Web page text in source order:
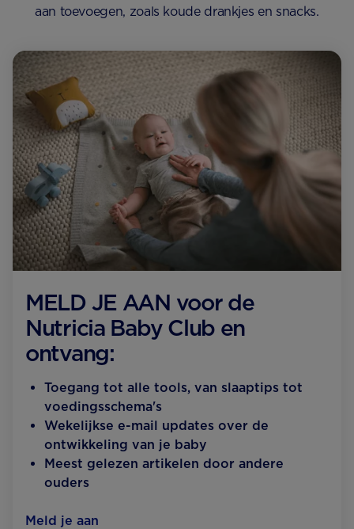
aan toevoegen, zoals koude drankjes en snacks.
MELD JE AAN voor de
Nutricia Baby Club en
ontvang:
Toegang tot alle tools, van slaaptips tot
voedingsschema's
Wekelijkse e-mail updates over de
ontwikkeling van je baby
Meest gelezen artikelen door andere
ouders
Meld je aan